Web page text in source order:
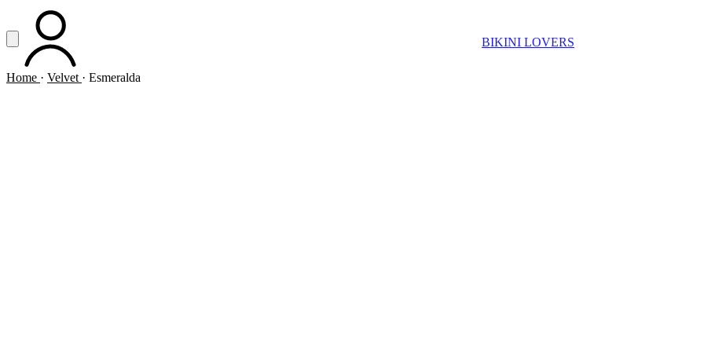
Vai al contenuto principale
Apri menuACCOUNT BIKINI LOVERS
Home · Velvet · Esmeralda